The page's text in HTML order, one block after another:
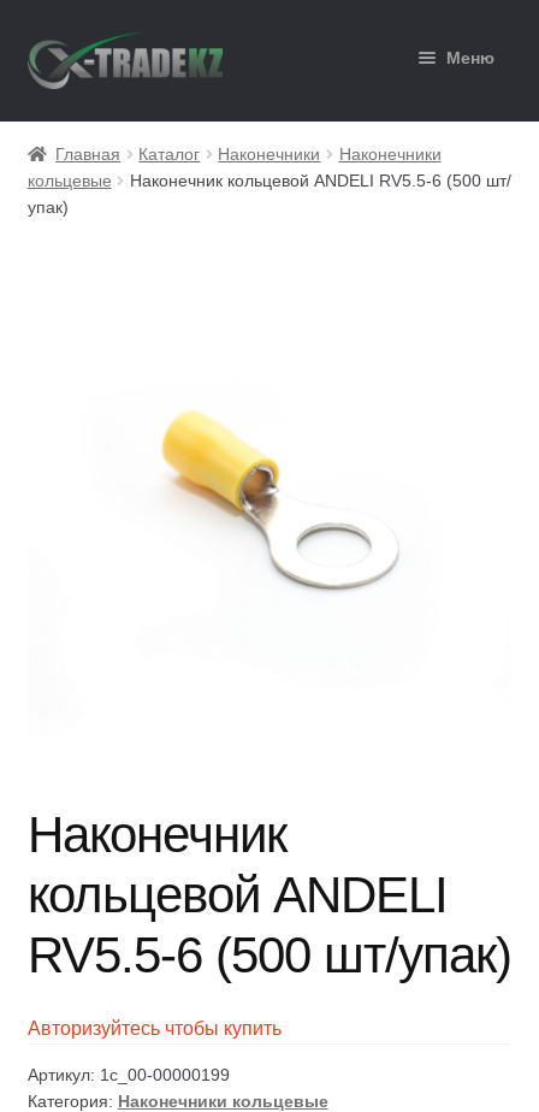
Перейти
к
Перейти
к
Меню
Главная
Каталог
Главная Каталог Наконечники
Наконечники
кольцевые
Наконечник кольцевой ANDELI RV5.5-6 (500 шт/
упак)
Наконечник
кольцевой ANDELI
RV5.5-6 (500 шт/упак)
Авторизуйтесь чтобы купить
Артикул: 1c_00-00000199
Категория: Наконечники кольцевые